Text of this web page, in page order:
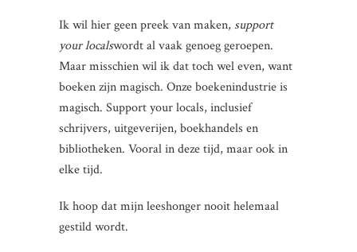
Ik wil hier geen preek van maken, support
your localswordt al vaak genoeg geroepen.
Maar misschien wil ik dat toch wel even, want
boeken zijn magisch. Onze boekenindustrie is
magisch. Support your locals, inclusief
schrijvers, uitgeverijen, boekhandels en
bibliotheken. Vooral in deze tijd, maar ook in
elke tijd.
Ik hoop dat mijn leeshonger nooit helemaal
gestild wordt.